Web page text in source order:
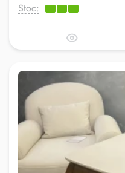
Stoc: